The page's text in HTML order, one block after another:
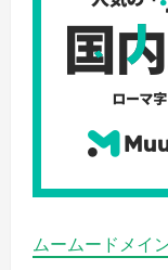
ムームードメイ